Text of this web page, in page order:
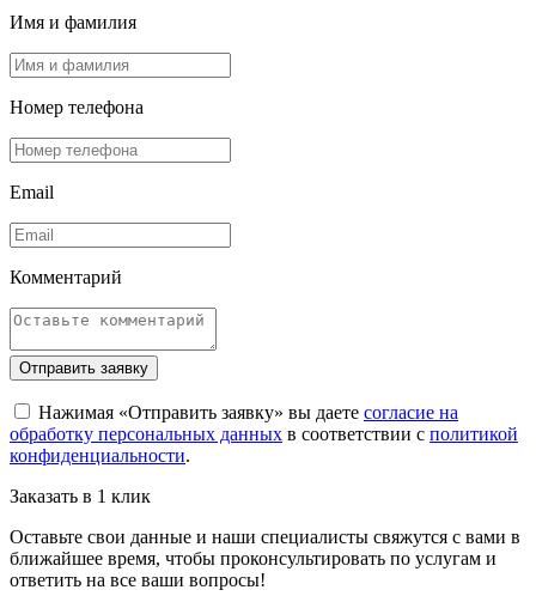
Имя и фамилия
Номер телефона
Email
Комментарий
Отправить заявку
Нажимая «Отправить заявку» вы даете согласие на
обработку персональных данных в соответствии с политикой
конфиденциальности.
Заказать в 1 клик
Оставьте свои данные и наши специалисты свяжутся с вами в
ближайшее время, чтобы проконсультировать по услугам и
ответить на все ваши вопросы!